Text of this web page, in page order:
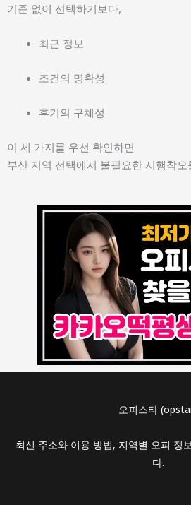
기준 없이 선택하기보다,
최근 정보
조건의 명확성
후기의 구체성
이 세 가지를 우선 확인하면
부산 지역 선택에서 불필요한 시행착
오피스타
최신 주소와 이용 방법, 지역별 오피 정
다.